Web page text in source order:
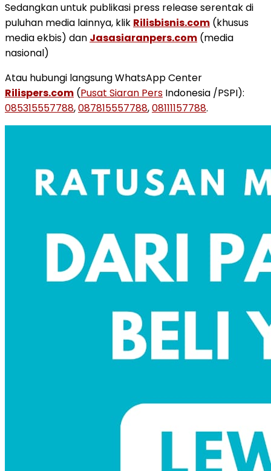
Sedangkan untuk publikasi press release serentak di
puluhan media lainnya, klik Rilisbisnis.com (khusus
media ekbis) dan Jasasiaranpers.com (media
nasional)
Atau hubungi langsung WhatsApp Center
Rilispers.com (Pusat Siaran Pers Indonesia /PSPI):
085315557788,087815557788,08111157788.